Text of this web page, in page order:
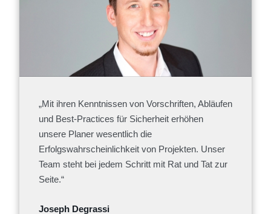
„Mit ihren Kenntnissen von Vorschriften, Abläufen
und Best-Practices für Sicherheit erhöhen
unsere Planer wesentlich die
Erfolgswahrscheinlichkeit von Projekten. Unser
Team steht bei jedem Schritt mit Rat und Tat zur
Seite.“
Joseph Degrassi